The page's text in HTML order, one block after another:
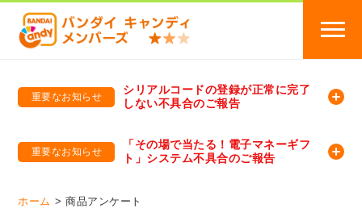
重要なお知らせ
シリアルコードの登録が正常に完了
しない不具合のご報告
重要なお知らせ
「その場で当たる！電子マネーギフ
ト」システム不具合のご報告
ホーム 商品アンケート